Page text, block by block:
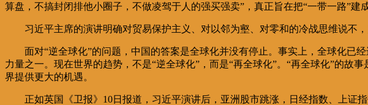
算盘，不搞封闭排他小圈子，不做凌驾于人的强买强卖”，真正旨在把“一带一路”建
习近平主席的演讲明确对贸易保护主义、对以邻为壑、对零和的冷战思维说不
面对“逆全球化”的问题，中国的答案是全球化并没有停止。事实上，全球化已
力量之一。现在世界的趋势，不是“逆全球化”，而是“再全球化”。“再全球化”的
界提供更大的机遇。
正如英国《卫报》10日报道，习近平演讲后，亚洲股市跳涨，日经指数、上